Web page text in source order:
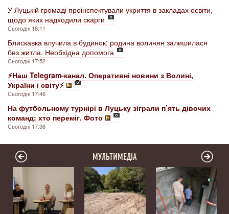
У Луцькій громаді проінспектували укриття в закладах освіти,
щодо яких надходили скарги
Сьогодні 18:11
Блискавка влучила в будинок: родина волинян залишилася
без житла. Необхідна допомога
Сьогодні 17:52
⚡️Наш Telegram-канал. Оперативні новини з Волині,
України і світу⚡️
Сьогодні 17:46
На футбольному турнірі в Луцьку зіграли п’ять дівочих
команд: хто переміг. Фото
Сьогодні 17:36
МУЛЬТИМЕДІА